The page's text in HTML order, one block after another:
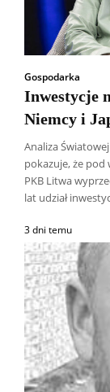
Gospodarka
Inwestycje
Niemcy i
Analiza
pokazuje, że pod
PKB Litwa
lat udział
3 dni temu